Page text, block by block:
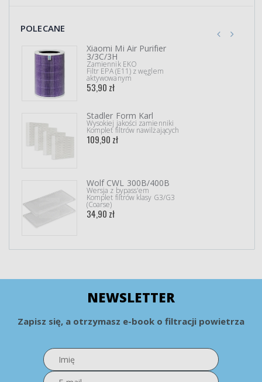
POLECANE
Xiaomi Mi Air Purifier
3/3C/3H
Zamiennik EKO
Filtr EPA (E11) z węglem
aktywowanym
53,90 zł
Stadler Form Karl
Wysokiej jakości zamienniki
Komplet filtrów nawilżających
109,90 zł
Wolf CWL 300B/400B
Wersja z bypass'em
Komplet filtrów klasy G3/G3
(Coarse)
34,90 zł
NEWSLETTER
Zapisz się, a otrzymasz e-book o filtracji powietrza